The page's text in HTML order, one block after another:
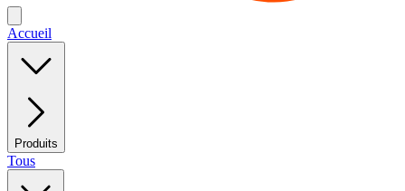
Accueil
Produits
Tous